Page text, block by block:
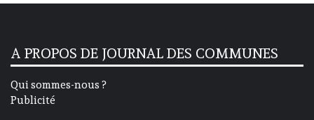
A PROPOS DE JOURNAL DES COMMUNES
Qui sommes-nous ?
Publicité